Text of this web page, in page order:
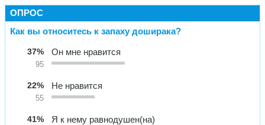
ОПРОС
Как вы относитесь к запаху доширака?
37%
95
Он мне нравится
22%
55
Не нравится
41% Я к нему равнодушен(на)